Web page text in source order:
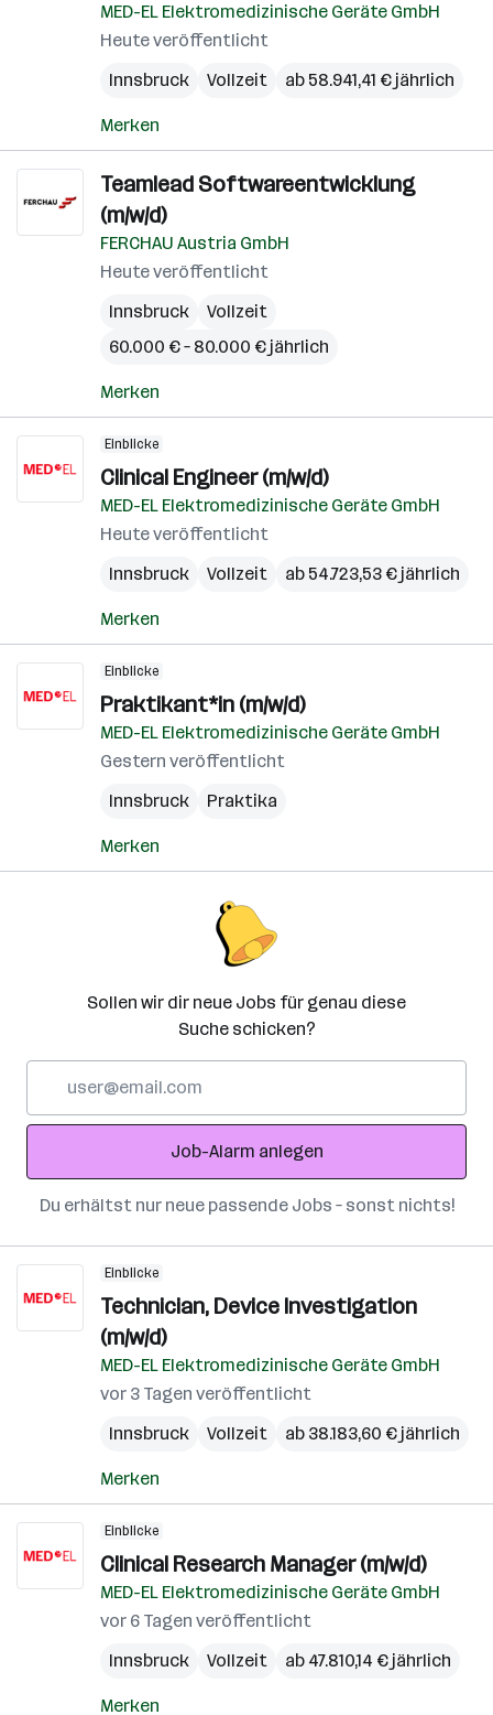
MED-EL Elektromedizinische Geräte GmbH
Heute veröffentlicht
Innsbruck
Vollzeit ab 58.941,41 € jährlich
Merken
Teamlead Softwareentwicklung
(m/w/d)
FERCHAU Austria GmbH
Heute veröffentlicht
Innsbruck
Vollzeit
60.000 € – 80.000 € jährlich
Merken
Einblicke
Clinical Engineer (m/w/d)
MED-EL Elektromedizinische Geräte GmbH
Heute veröffentlicht
Innsbruck
Vollzeit ab 54.723,53 € jährlich
Merken
Einblicke
Praktikant*in (m/w/d)
MED-EL Elektromedizinische Geräte GmbH
Gestern veröffentlicht
Innsbruck
Praktika
Merken
Sollen wir dir neue Jobs für genau diese
Suche schicken?
Adresse
Job-Alarm anlegen
Du erhältst nur neue passende Jobs – sonst nichts!
Einblicke
Technician, Device Investigation
(m/w/d)
MED-EL Elektromedizinische Geräte GmbH
vor 3 Tagen veröffentlicht
Innsbruck
Vollzeit ab 38.183,60 € jährlich
Merken
Einblicke
Clinical Research Manager (m/w/d)
MED-EL Elektromedizinische Geräte GmbH
vor 6 Tagen veröffentlicht
Innsbruck
Vollzeit ab 47.810,14 € jährlich
Merken